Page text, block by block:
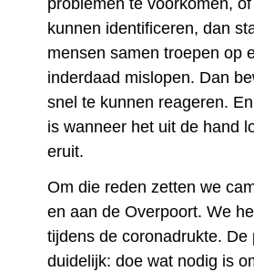
problemen te voorkomen,
kunnen identificeren, dan
mensen samen troepen op
inderdaad mislopen. Dan
snel te kunnen reageren.
is wanneer het uit de hand
eruit.
Om die reden zetten we
en aan de Overpoort. We
tijdens de coronadrukte.
duidelijk: doe wat nodig is